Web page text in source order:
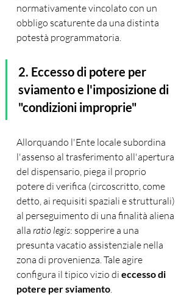
normativamente vincolato con un
obbligo scaturente da una distinta
potestà programmatoria.
2. Eccesso di potere per
sviamento e l'imposizione di
"condizioni improprie"
Allorquando l'Ente locale subordina
l'assenso al trasferimento all'apertura
del dispensario, piega il proprio
potere di verifica (circoscritto, come
detto, ai requisiti spaziali e strutturali)
al perseguimento di una finalità aliena
alla ratio legis: sopperire a una
presunta vacatio assistenziale nella
zona di provenienza. Tale agire
configura il tipico vizio di eccesso di
potere per sviamento.